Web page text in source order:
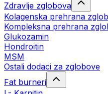
Zdravlje zglobova
Kolagenska prehrana
Kompleksna prehrana
Glukozamin
Hondroitin
MSM
Ostali dodaci za zglobove
Fat burneri